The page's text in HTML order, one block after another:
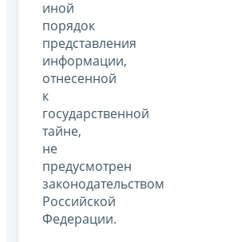
иной
порядок
представления
информации,
отнесенной
к
государственной
тайне,
не
предусмотрен
законодательством
Российской
Федерации.